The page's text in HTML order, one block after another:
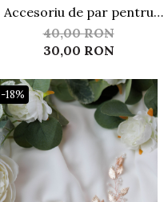
Accesoriu de par pentru
mirese ACP07
40,00 RON
30,00 RON
-18%